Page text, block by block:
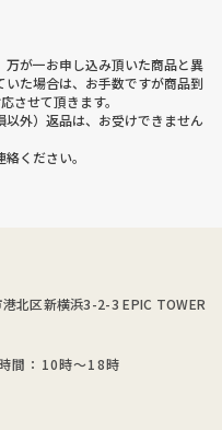
が一お申し込み頂いた商品と異
た場合は、お手数ですが商品到
させて頂きます。
外）返品は、お受けできません
ください。
北区新横浜3-2-3 EPIC TOWER
間：10時～18時